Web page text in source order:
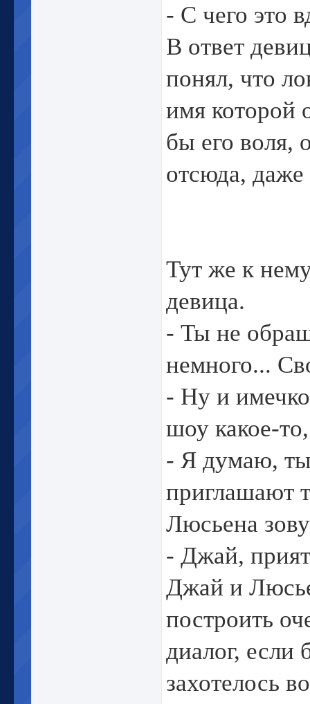
- С чего это
В ответ
понял, что
имя которой
бы его воля,
отсюда,
Тут же к
девица.
- Ты не
немного...
- Ну и
шоу какое-
- Я думаю,
приглашают
Люсьена
- Джай,
Джай и
построить
диалог,
захотелось